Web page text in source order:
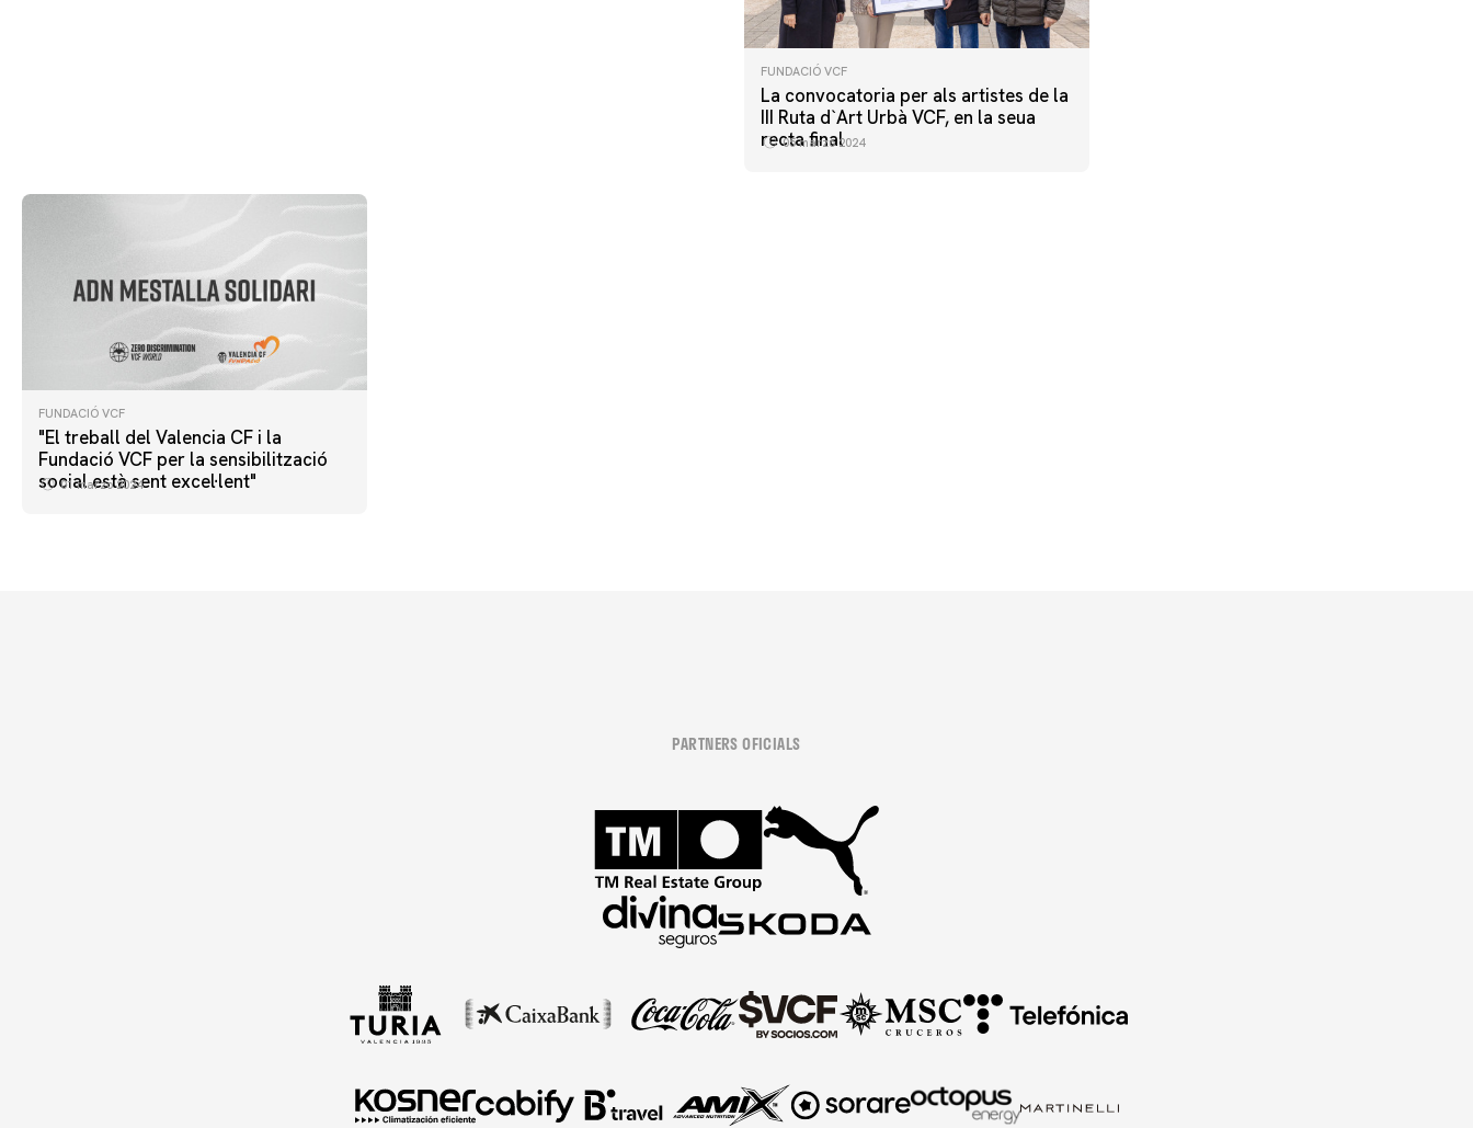
FUNDACIÓ VCF
La convocatoria per als artistes de la
III Ruta d`Art Urbà VCF, en la seua
recta final
05 marzo 2024
FUNDACIÓ VCF
"El treball del Valencia CF i la
Fundació VCF per la sensibilització
social està sent excel·lent"
01 marzo 2024
PARTNERS OFICIALS